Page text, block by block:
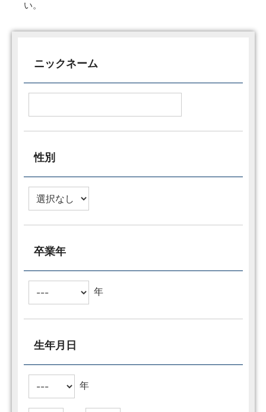
い。
ニックネーム
性別
卒業年
年
生年月日
年